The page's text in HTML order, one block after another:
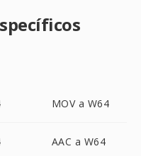
MOV a W64
AAC a W64